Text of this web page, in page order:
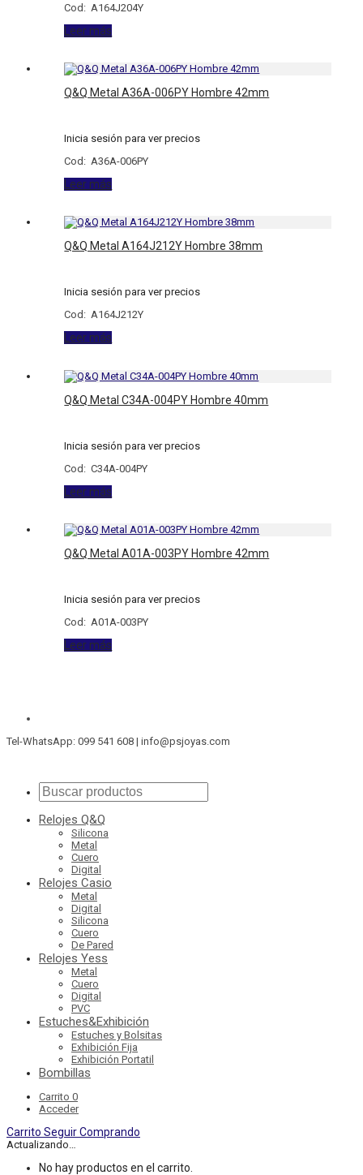
Cod: A164J204Y
Leer más
Q&Q Metal A36A-006PY Hombre 42mm
Inicia sesión para ver precios
Cod: A36A-006PY
Leer más
Q&Q Metal A164J212Y Hombre 38mm
Inicia sesión para ver precios
Cod: A164J212Y
Leer más
Q&Q Metal C34A-004PY Hombre 40mm
Inicia sesión para ver precios
Cod: C34A-004PY
Leer más
Q&Q Metal A01A-003PY Hombre 42mm
Inicia sesión para ver precios
Cod: A01A-003PY
Leer más
Tel-WhatsApp: 099 541 608 | info@psjoyas.com
Relojes Q&Q
Silicona
Metal
Cuero
Digital
Relojes Casio
Metal
Digital
Silicona
Cuero
De Pared
Relojes Yess
Metal
Cuero
Digital
PVC
Estuches&Exhibición
Estuches y Bolsitas
Exhibición Fija
Exhibición Portatil
Bombillas
Carrito 0
Acceder
Carrito Seguir Comprando
Actualizando…
No hay productos en el carrito.